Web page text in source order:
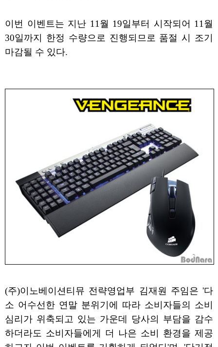
이번 이벤트는 지난 11월 19일부터 시작되어 11월
30일까지 한정 수량으로 진행되므로 품절 시 조기
마감될 수 있다.
(주)이노베이션티뮤 전략영업부 김재원 주임은 '다
소 어수선한 연말 분위기에 따라 소비자들의 소비
심리가 위축되고 있는 가운데 당사의 부담을 감수
하더라도 소비자들에게 더 나은 소비 환경을 제공